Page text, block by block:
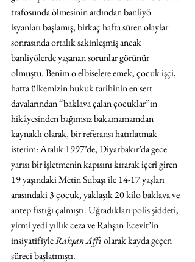
trafosunda ölmesinin ardından banliyö
isyanları başlamış, birkaç hafta süren olaylar
sonrasında ortalık sakinleşmiş ancak
banliyölerde yaşanan sorunlar görünür
olmuştu. Benim o elbiselere emek, çocuk işçi,
hatta ülkemizin hukuk tarihinin en sert
davalarından “baklava çalan çocuklar”ın
hikâyesinden bağımsız bakamamamdan
kaynaklı olarak, bir referansı hatırlatmak
isterim: Aralık 1997’de, Diyarbakır’da gece
yarısı bir işletmenin kapısını kırarak içeri giren
19 yaşındaki Metin Subaşı ile 14-17 yaşları
arasındaki 3 çocuk, yaklaşık 20 kilo baklava ve
antep fıstığı çalmıştı. Uğradıkları polis şiddeti,
yirmi yedi yıllık ceza ve Rahşan Ecevit’in
insiyatifiyle Rahşan Affı olarak kayda geçen
süreci başlatmıştı.